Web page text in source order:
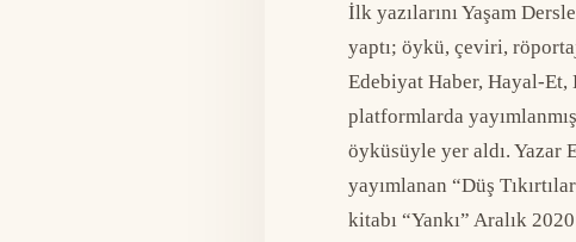
İlk yazılarını Yaşam
yaptı; öykü, çeviri,
Edebiyat Haber, Hayal-
platformlarda
öyküsüyle yer aldı. Yazar
yayımlanan “Düş
kitabı “Yankı” Aralık